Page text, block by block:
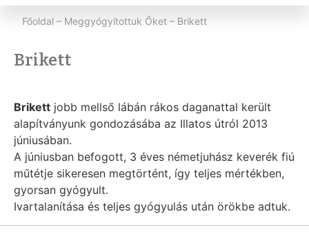
Főoldal – Meggyógyítottuk Őket – Brikett
Brikett
Brikett jobb mellső lábán rákos daganattal került
alapítványunk gondozásába az Illatos útról 2013
júniusában.
A júniusban befogott, 3 éves németjuhász keverék fiú
műtétje sikeresen megtörtént, így teljes mértékben,
gyorsan gyógyult.
Ivartalanítása és teljes gyógyulás után örökbe adtuk.